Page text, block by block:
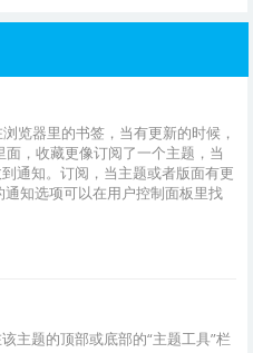
览器里的书签，当有更新的时候，
，收藏更像订阅了一个主题，当
通知。订阅，当主题或者版面有更
知选项可以在用户控制面板里找
主题的顶部或底部的“主题工具”栏